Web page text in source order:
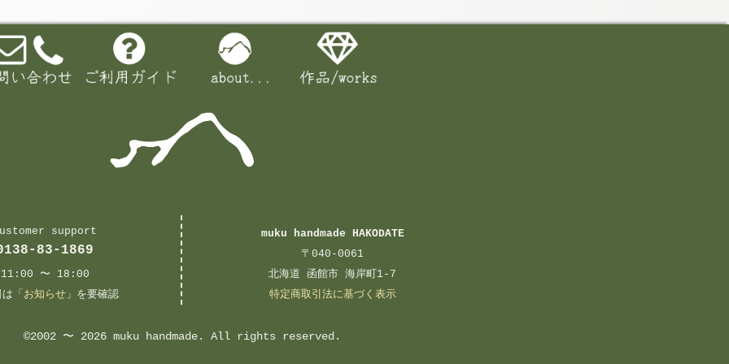
メッセージ本文
support
83-1869
11:00 〜 18:00
「 お知らせ 」を要確認
muku handmade HAKODATE
〒040-0061
北海道 函館市 海岸町1-7
特定商取引法に基づく表示
©2002 〜 2026 muku handmade. All rights reserved.